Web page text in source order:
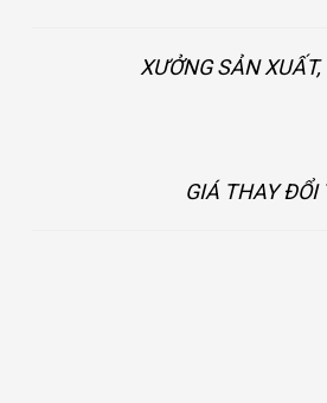
XƯỞNG SẢN
GIÁ THAY ĐỔI